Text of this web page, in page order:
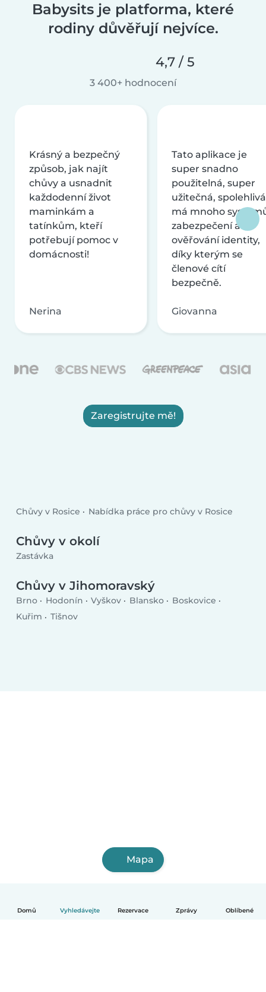
Domů Vyhledávejte Rezervace Zprávy Oblíbené
Babysits je platforma, které
rodiny důvěřují nejvíce.
4,7 / 5
3 400+ hodnocení
Krásný a bezpečný
způsob, jak najít
chůvy a usnadnit
každodenní život
maminkám a
tatínkům, kteří
potřebují pomoc v
domácnosti!
Nerina
Tato aplikace je
super snadno
použitelná, super
užitečná,
má mnoho
zabezpečení a
ověřování identity,
díky kterým se
členové cítí
bezpečně.
Giovanna
Zaregistrujte mě!
Chůvy v Rosice Nabídka práce pro chůvy v Rosice
Chůvy v okolí
Zastávka
Chůvy v Jihomoravský
Brno Hodonín Vyškov Blansko
Boskovice
Kuřim
Tišnov
Mapa